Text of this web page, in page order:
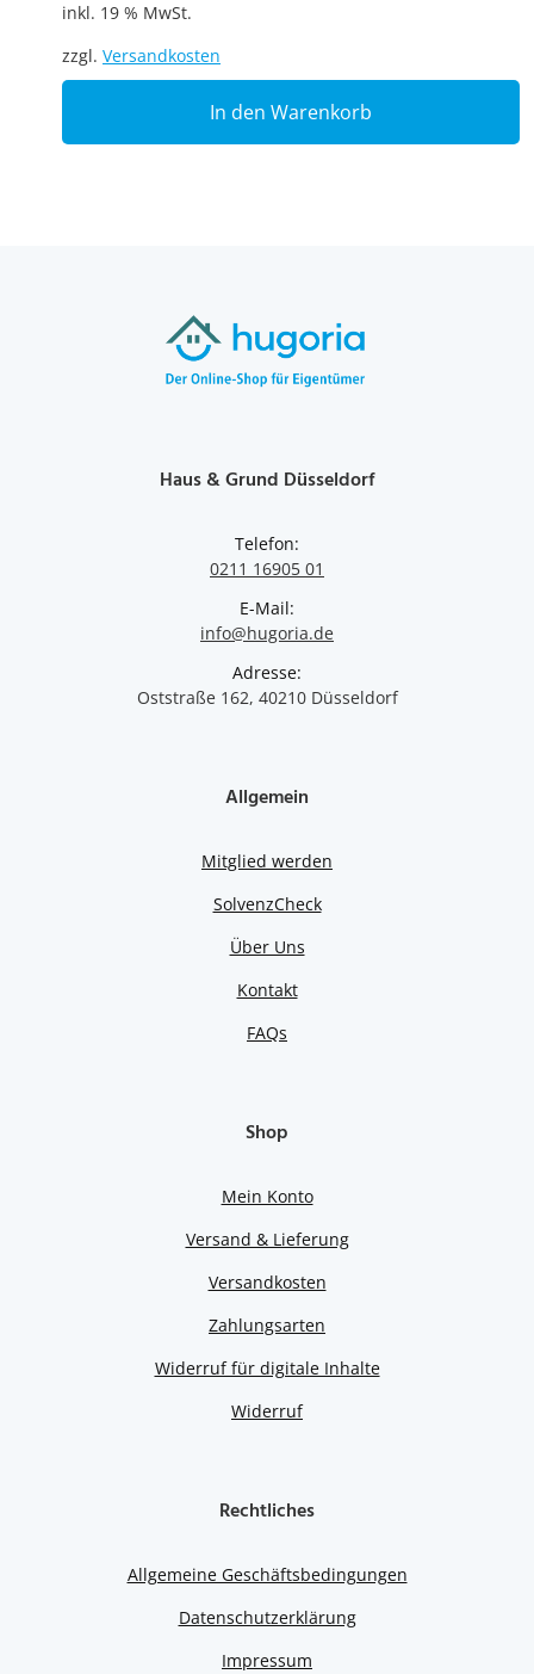
inkl. 19 % MwSt.
zzgl. Versandkosten
In den Warenkorb
Haus & Grund Düsseldorf
Telefon:
0211 16905 01
E-Mail:
info@hugoria.de
Adresse:
Oststraße 162, 40210 Düsseldorf
Allgemein
Mitglied werden
SolvenzCheck
Über Uns
Kontakt
FAQs
Shop
Mein Konto
Versand & Lieferung
Versandkosten
Zahlungsarten
Widerruf für digitale Inhalte
Widerruf
Rechtliches
Allgemeine Geschäftsbedingungen
Datenschutzerklärung
Impressum